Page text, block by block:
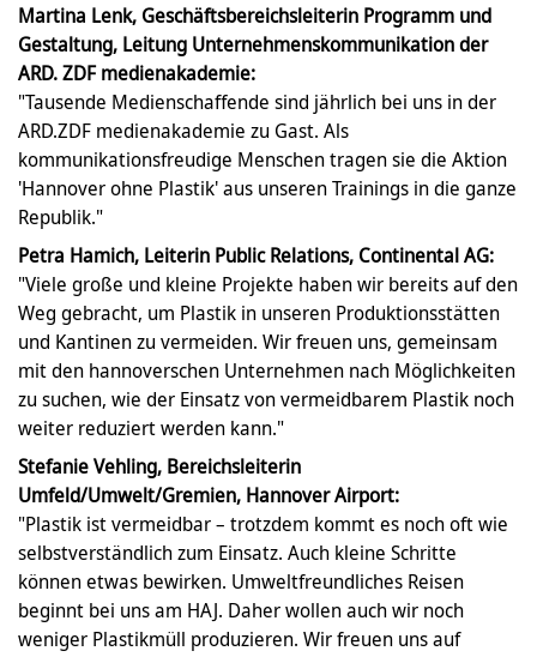
Martina Lenk, Geschäftsbereichsleiterin Programm und
Gestaltung, Leitung Unternehmenskommunikation der
ARD. ZDF medienakademie:
"Tausende Medienschaffende sind jährlich bei uns in der
ARD.ZDF medienakademie zu Gast. Als
kommunikationsfreudige Menschen tragen sie die Aktion
'Hannover ohne Plastik' aus unseren Trainings in die ganze
Republik."
Petra Hamich, Leiterin Public Relations, Continental AG:
"Viele große und kleine Projekte haben wir bereits auf den
Weg gebracht, um Plastik in unseren Produktionsstätten
und Kantinen zu vermeiden. Wir freuen uns, gemeinsam
mit den hannoverschen Unternehmen nach Möglichkeiten
zu suchen, wie der Einsatz von vermeidbarem Plastik noch
weiter reduziert werden kann."
Stefanie Vehling, Bereichsleiterin
Umfeld/Umwelt/Gremien, Hannover Airport:
"Plastik ist vermeidbar – trotzdem kommt es noch oft wie
selbstverständlich zum Einsatz. Auch kleine Schritte
können etwas bewirken. Umweltfreundliches Reisen
beginnt bei uns am HAJ. Daher wollen auch wir noch
weniger Plastikmüll produzieren. Wir freuen uns auf